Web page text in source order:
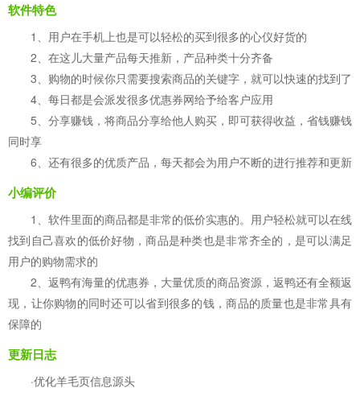
软件特色
1、用户在手机上也是可以轻松的买到很多的心仪好货的
2、在这儿大量产品每天推新，产品种类十分齐备
3、购物的时候你只需要搜索商品的关键字，就可以快速的找到了
4、每日都是会派发很多优惠券网给予给客户应用
5、分享赚钱，将商品分享给他人购买，即可获得收益，省钱赚钱
同时享
6、还有很多的优质产品，每天都会为用户不断的进行推荐和更新
小编评价
1、软件里面的商品都是非常的低价实惠的。用户轻松就可以在线
找到自己喜欢的低价好物，商品是种类也是非常齐全的，是可以满足
用户的购物需求的
2、返鸭有海量的优惠券，大量优质的商品资源，返鸭还有全额返
现，让你购物的同时还可以省到很多的钱，商品的质量也是非常具有
保障的
更新日志
·优化羊毛页信息源头